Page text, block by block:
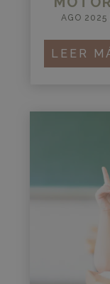
AGO 2025
LEER